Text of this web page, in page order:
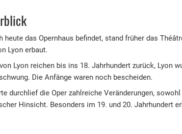
heute das Opernhaus befindet, stand früher das
Lyon erbaut.
Lyon reichen bis ins 18. Jahrhundert zurück, Lyon
Die Anfänge waren noch bescheiden.
durchlief die Oper zahlreiche Veränderungen,
Hinsicht. Besonders im 19. und 20. Jahrhundert